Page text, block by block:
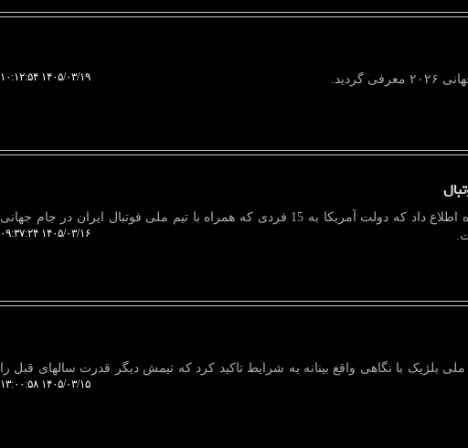
گردید. ۱۴۰۵/۰۳/۱۹ ۱۰:۱۲:۵۴
به گزارش دیجیپا، شبکه الجزیره اطلاع داد که دولت آمریکا به 15 فردی که همراه با تیم ملی فوتبال ایران در جام جهانی
۱۴۰۵/۰۳/۱۶ ۰۹:۳۷:۲۴
بلژیک با نگاهی واقع بینانه به شرایط تاکید کرد که تیمش دیگر قدرت سالهای قبل را
۱۴۰۵/۰۳/۱۵ ۱۳:۰۰:۵۸